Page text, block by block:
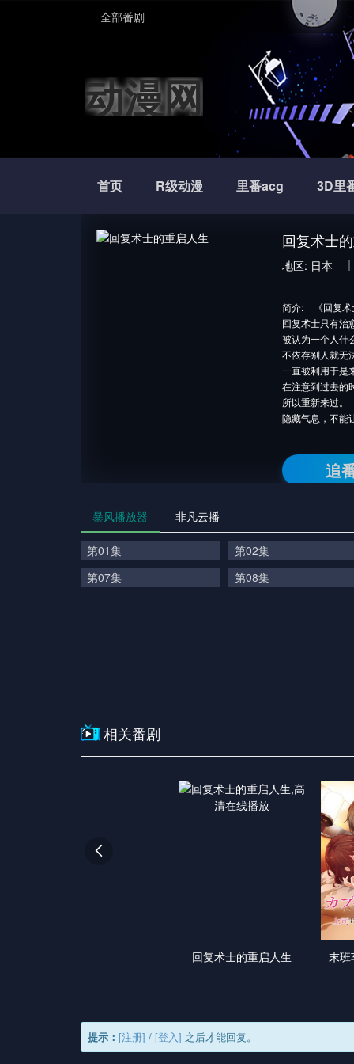
全部番剧
动漫网
首页 R级动漫 里番acg 3D里
回复术士
地区: 日本
简介:
《回复
回复术士只有治
被认为一个人什
不依存别人就无
一直被利用于是
在注意到过去的
所以重新来过。
隐藏气息，不能
追
暴风播放器 非凡云播
第01集
第02集
第07集
第08集
相关番剧
回复术士的重启人生 末班

提示： [注册] / [登入] 之后才能回复。